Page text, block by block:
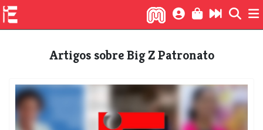
Artigos sobre Big Z Patronato